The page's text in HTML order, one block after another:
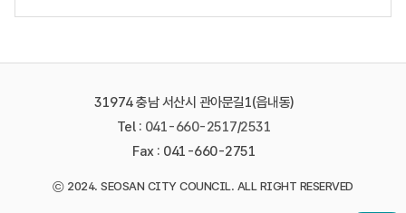
31974 충남 서산시 관아문길1(읍내동)
Tel : 041-660-2517/2531
Fax : 041-660-2751
©2024. SEOSAN CITY COUNCIL. ALL RIGHT RESERVED